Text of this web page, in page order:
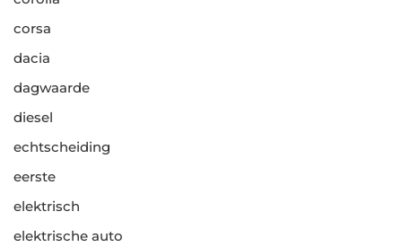
corsa
dacia
dagwaarde
diesel
echtscheiding
eerste
elektrisch
elektrische auto